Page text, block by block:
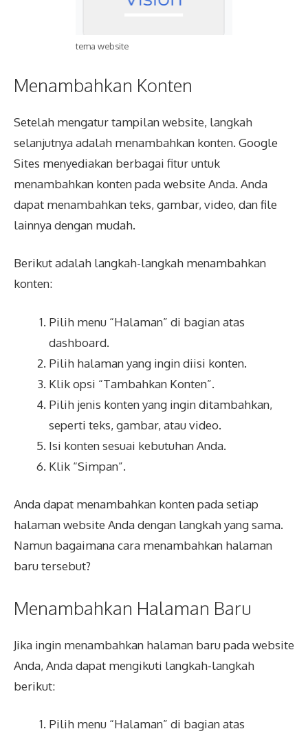
tema website
Menambahkan Konten
Setelah mengatur tampilan website, langkah
selanjutnya adalah menambahkan konten. Google
Sites menyediakan berbagai fitur untuk
menambahkan konten pada website Anda. Anda
dapat menambahkan teks, gambar, video, dan file
lainnya dengan mudah.
Berikut adalah langkah-langkah menambahkan
konten:
Pilih menu “Halaman” di bagian atas
dashboard.
Pilih halaman yang ingin diisi konten.
Klik opsi “Tambahkan Konten”.
Pilih jenis konten yang ingin ditambahkan,
seperti teks, gambar, atau video.
Isi konten sesuai kebutuhan Anda.
Klik “Simpan”.
Anda dapat menambahkan konten pada setiap
halaman website Anda dengan langkah yang sama.
Namun bagaimana cara menambahkan halaman
baru tersebut?
Menambahkan Halaman Baru
Jika ingin menambahkan halaman baru pada website
Anda, Anda dapat mengikuti langkah-langkah
berikut:
Pilih menu “Halaman” di bagian atas